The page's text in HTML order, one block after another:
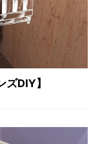
DIY】